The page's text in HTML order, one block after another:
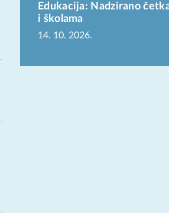
Edukacija: Nadzirano
i školama
14. 10. 2026.